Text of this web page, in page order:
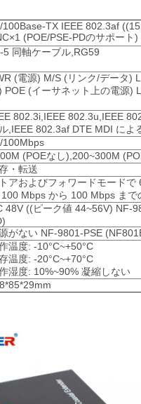
100Base-TX IEEE 802.3af
(POE/PSE-PDのサポート)
5 同軸ケーブル,RG59
(電源) M/S (リンク/データ)
POE (イーサネット上の電源)
802.3i,IEEE 802.3u,IEEE
,IEEE 802.3af DTE MDI によ
100Mbps
(POEなし),200~300M
・転送
アおよびフォワードモードで
100 Mbps から 100 Mbps まで
48V ((ピーク値 44~56V) NF-
がない NF-9801-PSE
温度: -10°C~+50°C
温度: -20°C~+70°C
湿度: 10%~90% 凝縮しない